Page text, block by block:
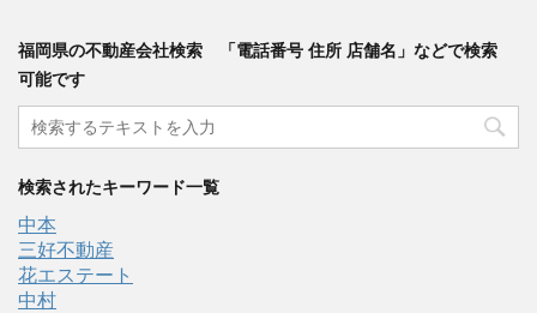
福岡県の不動産会社検索 「電話番号 住所 店舗名」などで検索
可能です
検索されたキーワード一覧
中本
三好不動産
花エステート
中村